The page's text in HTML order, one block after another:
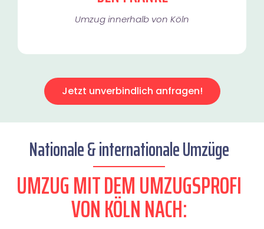
Umzug innerhalb von Köln​
Jetzt unverbindlich anfragen!
Nationale & internationale Umzüge
UMZUG MIT DEM UMZUGSPROFI
VON KÖLN NACH: